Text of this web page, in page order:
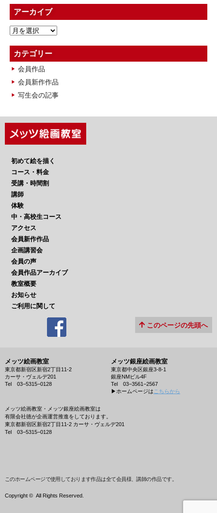
アーカイブ
ア
カ
イ
ブ
カテゴリー
会員作品
会員新作作品
写生会の記事
初めて絵を描く
コース・料金
受講・時間割
講師
体験
中・高校生コース
アクセス
会員新作作品
企画講習会
会員の声
会員作品アーカイブ
教室概要
お知らせ
ご利用に関して
このページの先頭へ
メッツ絵画教室
東京都新宿区新宿2丁目11-2
カーサ・ヴェルデ201
Tel 03−5315−0128
メッツ銀座絵画教室
東京都中央区銀座3-8-1
銀座NMビル4F
Tel 03−3561−2567
▶︎ホームページはこちらから
メッツ絵画教室・メッツ銀座絵画教室は
有限会社徳が企画運営推進をしております。
東京都新宿区新宿2丁目11-2 カーサ・ヴェルデ201
Tel 03−5315−0128
このホームページで使用しております作品は全て会員様、講師の作品です。
Copyright © All Rights Reserved.